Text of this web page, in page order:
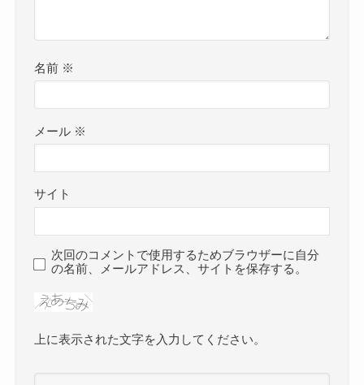
名前 ※
メール ※
サイト
次回のコメントで使用するためブラウザーに自分
の名前、メールアドレス、サイトを保存する。
上に表示された文字を入力してください。